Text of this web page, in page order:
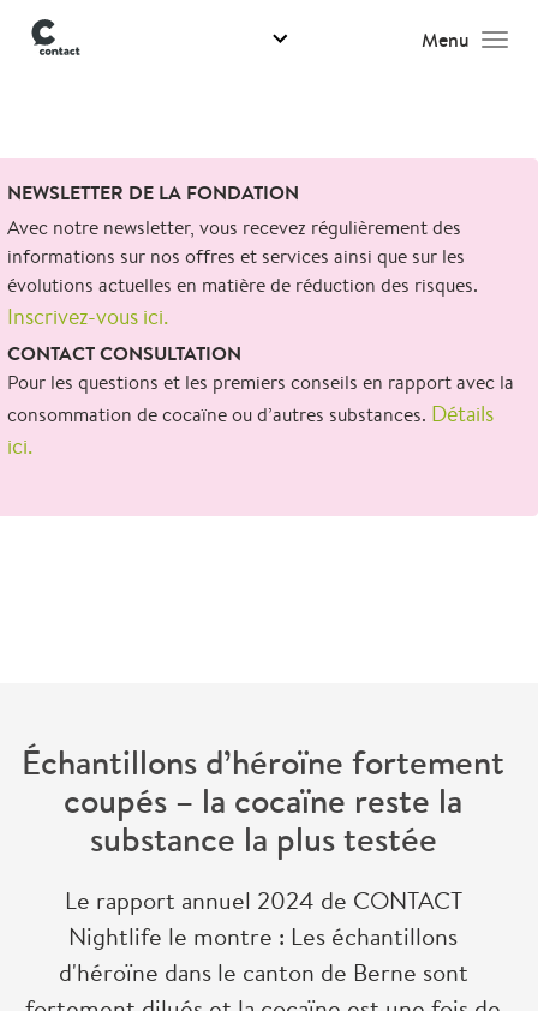
Menu
for:
NEWSLETTER DE LA FONDATION
Avec notre newsletter, vous recevez régulièrement des
informations sur nos offres et services ainsi que sur les
évolutions actuelles en matière de réduction des risques.
Inscrivez-vous ici.
CONTACT CONSULTATION
Pour les questions et les premiers conseils en rapport avec la
consommation de cocaïne ou d’autres substances. Détails
ici.
Échantillons d’héroïne fortement
coupés – la cocaïne reste la
substance la plus testée
Le rapport annuel 2024 de CONTACT
Nightlife le montre : Les échantillons
d'héroïne dans le canton de Berne sont